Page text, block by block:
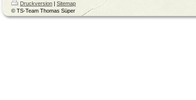
Druckversion | Sitemap
© TS-Team Thomas Süper